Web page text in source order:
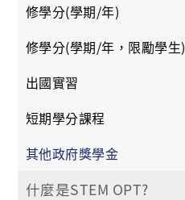
修學分(學期/年)
修學分(學期/年，限勵學生)
出國實習
短期學分課程
其他政府獎學金
什麼是STEM OPT?